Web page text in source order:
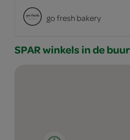
go fresh bakery
SPAR winkels in de